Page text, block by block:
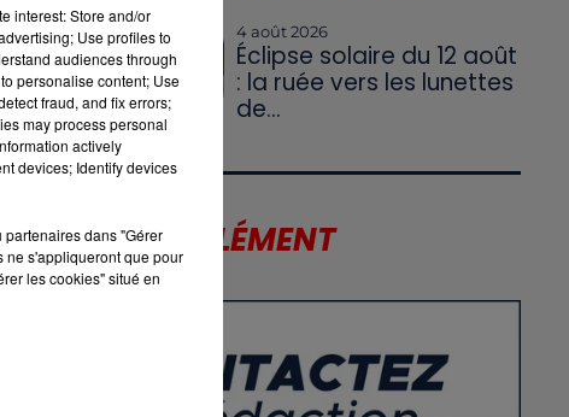
4 août 2026
Éclipse solaire du 12 août
: la ruée vers les lunettes
de...
LE SUPPLÉMENT
interest: Store and/or
Use profiles to
audiences through
personalise content; Use
fraud, and fix errors;
may process personal
actively
devices; Identify devices
partenaires dans "Gérer
ne s'appliqueront que pour
les cookies" situé en